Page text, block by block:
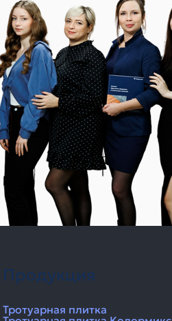
Продукция
Тротуарная плитка